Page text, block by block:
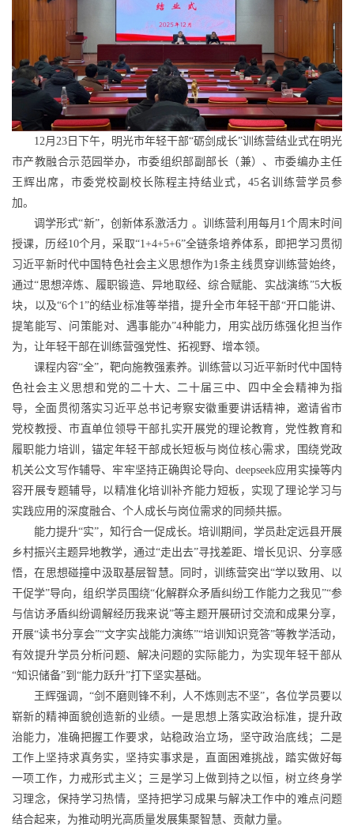
12月23日下午，明光市年轻干部“砺剑成长”训练营结业式在明光
市产教融合示范园举办，市委组织部副部长（兼）、市委编办主任
王辉出席，市委党校副校长陈程主持结业式，45名训练营学员参
加。
调学形式“新”，创新体系激活力 。训练营利用每月1个周末时间
授课，历经10个月，采取“1+4+5+6”全链条培养体系，即把学习贯彻
习近平新时代中国特色社会主义思想作为1条主线贯穿训练营始终，
通过“思想淬炼、履职锻造、异地取经、综合赋能、实战演练”5大板
块，以及“6个1”的结业标准等举措，提升全市年轻干部“开口能讲、
提笔能写、问策能对、遇事能办”4种能力，用实战历练强化担当作
为，让年轻干部在训练营强党性、拓视野、增本领。
课程内容“全”，靶向施教强素养。训练营以习近平新时代中国特
色社会主义思想和党的二十大、二十届三中、四中全会精神为指
导，全面贯彻落实习近平总书记考察安徽重要讲话精神，邀请省市
党校教授、市直单位领导干部扎实开展党的理论教育，党性教育和
履职能力培训，锚定年轻干部成长短板与岗位核心需求，围绕党政
机关公文写作辅导、牢牢坚持正确舆论导向、deepseek应用实操等内
容开展专题辅导，以精准化培训补齐能力短板，实现了理论学习与
实践应用的深度融合、个人成长与岗位需求的同频共振。
能力提升“实”，知行合一促成长。培训期间，学员赴定远县开展
乡村振兴主题异地教学，通过“走出去”寻找差距、增长见识、分享感
悟，在思想碰撞中汲取基层智慧。同时，训练营突出“学以致用、以
干促学”导向，组织学员围绕“化解群众矛盾纠纷工作能力之我见”“参
与信访矛盾纠纷调解经历我来说”等主题开展研讨交流和成果分享，
开展“读书分享会”“文字实战能力演练”“培训知识竞答”等教学活动，
有效提升学员分析问题、解决问题的实际能力，为实现年轻干部从
“知识储备”到“能力跃升”打下坚实基础。
王辉强调，“剑不磨则锋不利，人不炼则志不坚”，各位学员要以
崭新的精神面貌创造新的业绩。一是思想上落实政治标准，提升政
治能力，准确把握工作要求，站稳政治立场，坚守政治底线；二是
工作上坚持求真务实，坚持实事求是，直面困难挑战，踏实做好每
一项工作，力戒形式主义；三是学习上做到持之以恒，树立终身学
习理念，保持学习热情，坚持把学习成果与解决工作中的难点问题
结合起来，为推动明光高质量发展集聚智慧、贡献力量。